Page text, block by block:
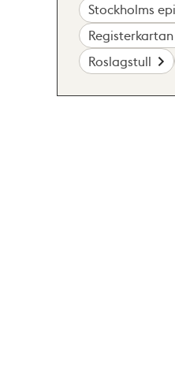
Stockholms
Registerkartan
Roslagstull